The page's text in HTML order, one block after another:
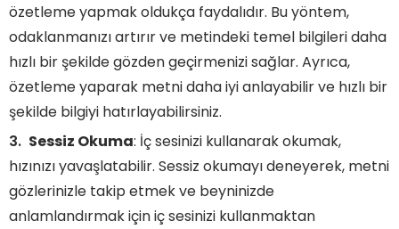
özetleme yapmak oldukça faydalıdır. Bu yöntem,
odaklanmanızı artırır ve metindeki temel bilgileri daha
hızlı bir şekilde gözden geçirmenizi sağlar. Ayrıca,
özetleme yaparak metni daha iyi anlayabilir ve hızlı bir
şekilde bilgiyi hatırlayabilirsiniz.
Sessiz Okuma: İç sesinizi kullanarak okumak,
hızınızı yavaşlatabilir. Sessiz okumayı deneyerek, metni
gözlerinizle takip etmek ve beyninizde
anlamlandırmak için iç sesinizi kullanmaktan